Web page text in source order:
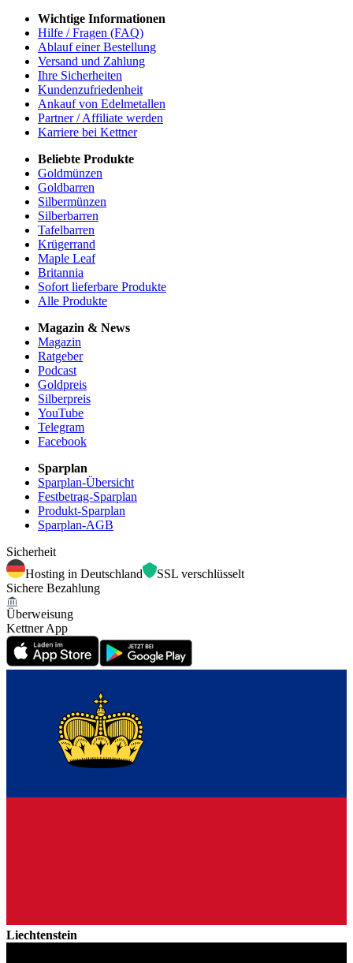
Wichtige Informationen
Hilfe / Fragen (FAQ)
Ablauf einer Bestellung
Versand und Zahlung
Ihre Sicherheiten
Kundenzufriedenheit
Ankauf von Edelmetallen
Partner / Affiliate werden
Karriere bei Kettner
Beliebte Produkte
Goldmünzen
Goldbarren
Silbermünzen
Silberbarren
Tafelbarren
Krügerrand
Maple Leaf
Britannia
Sofort lieferbare Produkte
Alle Produkte
Magazin & News
Magazin
Ratgeber
Podcast
Goldpreis
Silberpreis
YouTube
Telegram
Facebook
Sparplan
Sparplan-Übersicht
Festbetrag-Sparplan
Produkt-Sparplan
Sparplan-AGB
Sicherheit
Hosting in Deutschland
SSL verschlüsselt
Sichere Bezahlung
Überweisung
Kettner App
Liechtenstein